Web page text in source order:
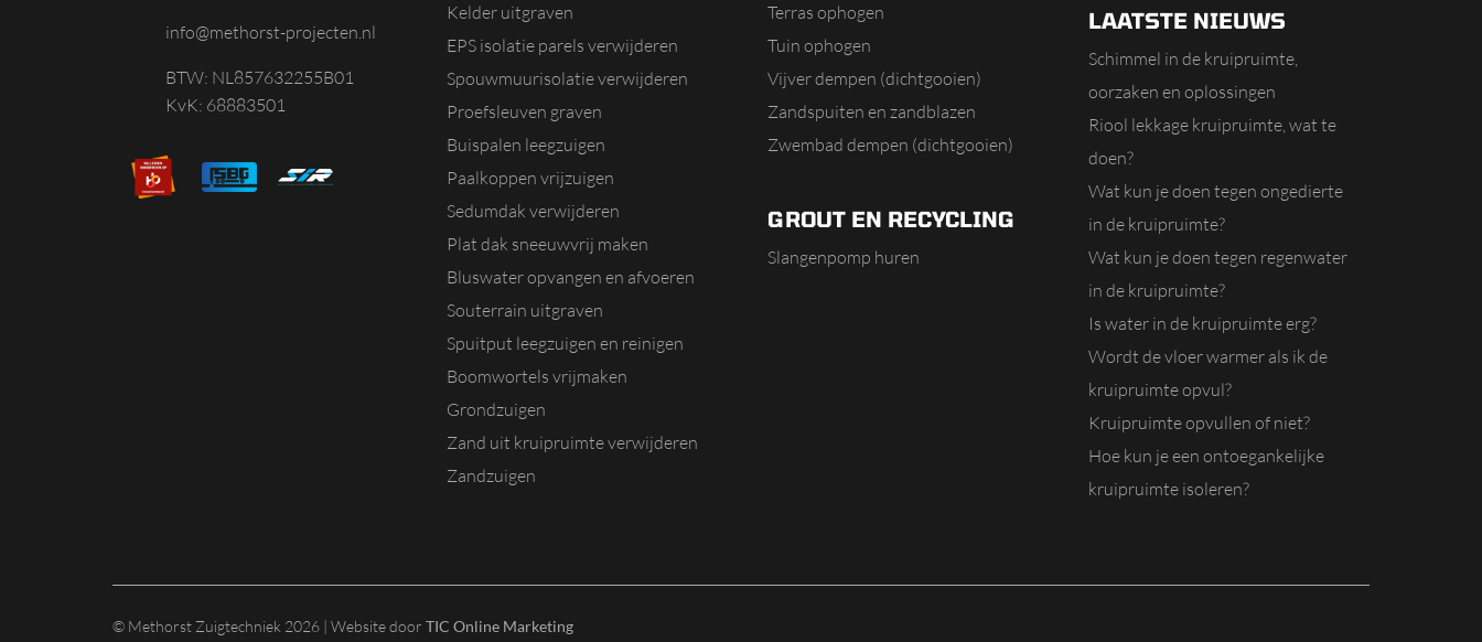
info@methorst-projecten.nl
BTW: NL857632255B01
KvK: 68883501
Kelder uitgraven
EPS isolatie parels verwijderen
Spouwmuurisolatie verwijderen
Proefsleuven graven
Buispalen leegzuigen
Paalkoppen vrijzuigen
Sedumdak verwijderen
Plat dak sneeuwvrij maken
Bluswater opvangen en afvoeren
Souterrain uitgraven
Spuitput leegzuigen en reinigen
Boomwortels vrijmaken
Grondzuigen
Zand uit kruipruimte verwijderen
Zandzuigen
Terras ophogen
Tuin ophogen
Vijver dempen (dichtgooien)
Zandspuiten en zandblazen
Zwembad dempen (dichtgooien)
GROUT EN RECYCLING
Slangenpomp huren
LAATSTE NIEUWS
Schimmel in de kruipruimte,
oorzaken en oplossingen
Riool lekkage kruipruimte, wat te
doen?
Wat kun je doen tegen ongedierte
in de kruipruimte?
Wat kun je doen tegen regenwater
in de kruipruimte?
Is water in de kruipruimte erg?
Wordt de vloer warmer als ik de
kruipruimte opvul?
Kruipruimte opvullen of niet?
Hoe kun je een ontoegankelijke
kruipruimte isoleren?
© Methorst Zuigtechniek 2026 | Website door TIC Online Marketing